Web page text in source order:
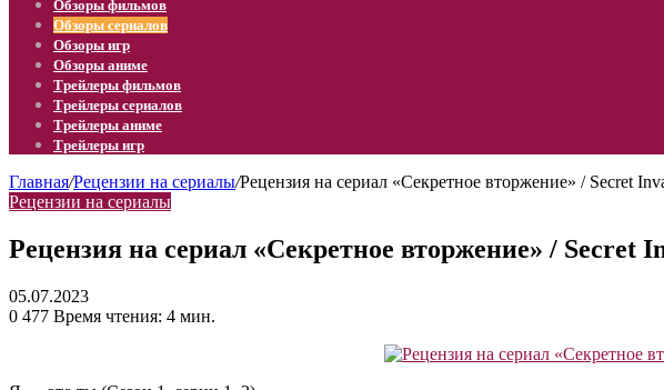
Обзоры фильмов
Обзоры сериалов
Обзоры игр
Обзоры аниме
Трейлеры фильмов
Трейлеры сериалов
Трейлеры аниме
Трейлеры игр
Главная/Рецензии на сериалы/Рецензия на сериал «Секретное вторжение» / Secret
Рецензии на сериалы
Рецензия на сериал «Секретное вторжение» / Secret
05.07.2023
0 477 Время чтения: 4 мин.